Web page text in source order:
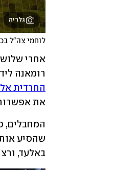
גלריה
לוחמי צה"ל
רומאנה
החרדית
את
באלעד,